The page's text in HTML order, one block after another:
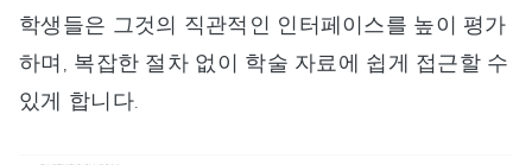
학생들은 그것의 직관적인 인터페이스를 높이 평가
하며, 복잡한 절차 없이 학술 자료에 쉽게 접근할 수
있게 합니다.